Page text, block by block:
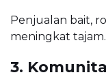
Penjualan bait,
meningkat tajam.
3.